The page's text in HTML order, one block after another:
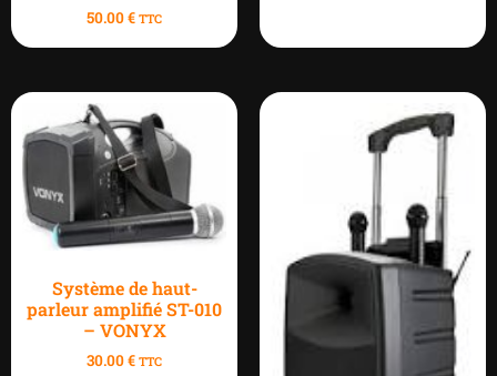
50.00€ TTC
Système de haut-
parleur amplifié ST-010
– VONYX
30.00€ TTC